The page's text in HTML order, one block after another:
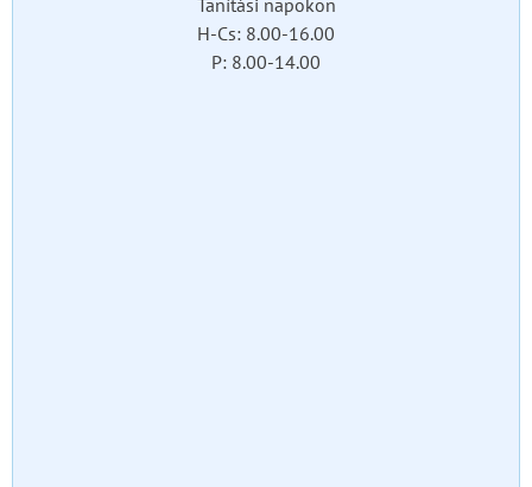
Tanítási napokon
H-Cs: 8.00-16.00
P: 8.00-14.00